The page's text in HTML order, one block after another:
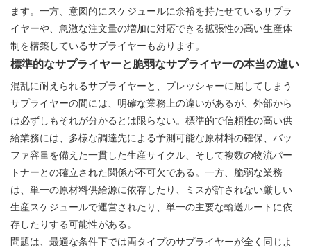
ます。一方、意図的にスケジュールに余裕を持たせているサプラ
イヤーや、急激な注文量の増加に対応できる拡張性の高い生産体
制を構築しているサプライヤーもあります。
標準的なサプライヤーと脆弱なサプライヤーの本当の違い
混乱に耐えられるサプライヤーと、プレッシャーに屈してしまう
サプライヤーの間には、明確な業務上の違いがあるが、外部から
は必ずしもそれが分かるとは限らない。標準的で信頼性の高い供
給業務には、多様な調達先による予測可能な原材料の確保、バッ
ファ容量を備えた一貫した生産サイクル、そして複数の物流パー
トナーとの確立された関係が不可欠である。一方、脆弱な業務
は、単一の原材料供給源に依存したり、ミスが許されない厳しい
生産スケジュールで運営されたり、単一の主要な輸送ルートに依
存したりする可能性がある。
問題は、最適な条件下では両タイプのサプライヤーが全く同じよ